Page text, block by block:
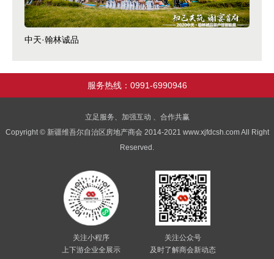
中天·翰林诚品
服务热线：0991-6990946
立足服务、加强互动 、合作共赢
Copyright © 新疆维吾尔自治区房地产商会 2014-2021 www.xjfdcsh.com All Right
Reserved.
关注小程序
上下游企业全展示
关注公众号
及时了解商会新动态